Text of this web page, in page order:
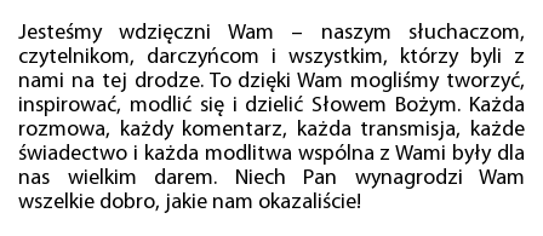
Jesteśmy wdzięczni Wam – naszym słuchaczom,
czytelnikom, darczyńcom i wszystkim, którzy byli z
nami na tej drodze. To dzięki Wam mogliśmy tworzyć,
inspirować, modlić się i dzielić Słowem Bożym. Każda
rozmowa, każdy komentarz, każda transmisja, każde
świadectwo i każda modlitwa wspólna z Wami były dla
nas wielkim darem. Niech Pan wynagrodzi Wam
wszelkie dobro, jakie nam okazaliście!